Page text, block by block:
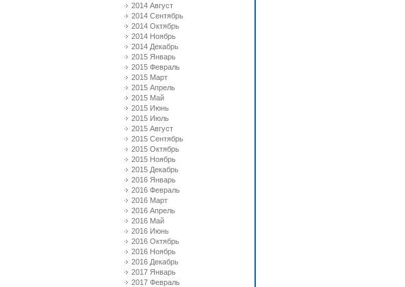
2014 Август
2014 Сентябрь
2014 Октябрь
2014 Ноябрь
2014 Декабрь
2015 Январь
2015 Февраль
2015 Март
2015 Апрель
2015 Май
2015 Июнь
2015 Июль
2015 Август
2015 Сентябрь
2015 Октябрь
2015 Ноябрь
2015 Декабрь
2016 Январь
2016 Февраль
2016 Март
2016 Апрель
2016 Май
2016 Июнь
2016 Октябрь
2016 Ноябрь
2016 Декабрь
2017 Январь
2017 Февраль